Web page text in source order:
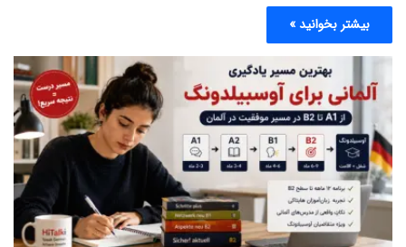
بیشتر بخوانید »